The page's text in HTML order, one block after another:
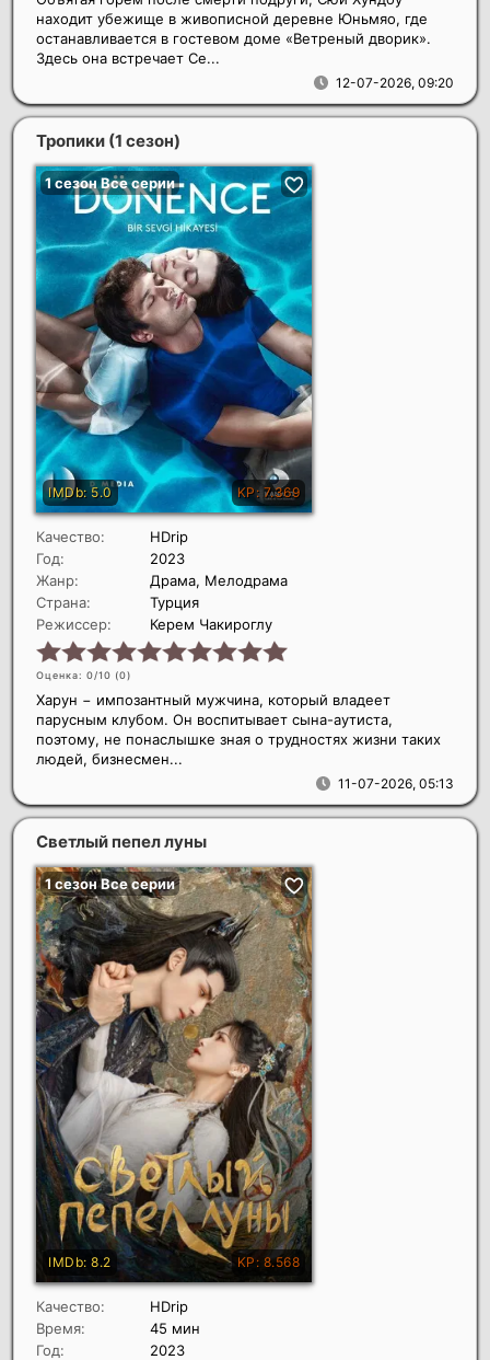
12-07-2026, 09:20
находит убежище в живописной деревне Юньмяо, где
останавливается в гостевом доме «Ветреный дворик».
Здесь она встречает Се...
Тропики (1 сезон)
Качество:
HDrip
Год:
2023
Жанр:
Драма, Мелодрама
Страна:
Турция
Режиссер:
Керем Чакироглу
Оценка: 0/10 (0)
11-07-2026, 05:13
Харун − импозантный мужчина, который владеет
парусным клубом. Он воспитывает сына-аутиста,
поэтому, не понаслышке зная о трудностях жизни таких
людей, бизнесмен...
Светлый пепел луны
Качество:
HDrip
Время:
45 мин
Год:
2023